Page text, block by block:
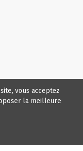
vous acceptez
la meilleure